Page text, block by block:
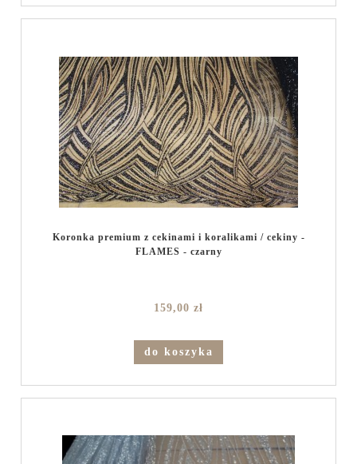
Koronka premium z cekinami i koralikami / cekiny -
FLAMES - czarny
159,00 zł
do koszyka